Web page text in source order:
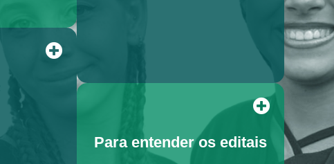
Para entender os editais